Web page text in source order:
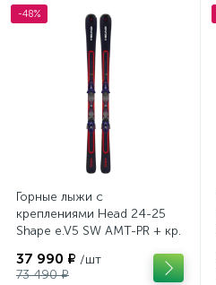
-48%
Горные лыжи с
креплениями Head 24-25
Shape e.V5 SW AMT-PR + кр.
37 990 ₽ /шт
73 490 ₽